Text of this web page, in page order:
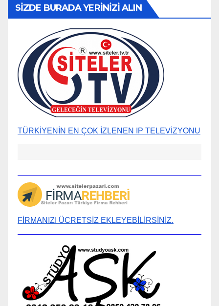
SİZDE BURADA YERİNİZİ ALIN
TÜRKİYENİN EN ÇOK İZLENEN IP TELEVİZYONU
FİRMANIZI ÜCRETSİZ EKLEYEBİLİRSİNİZ.